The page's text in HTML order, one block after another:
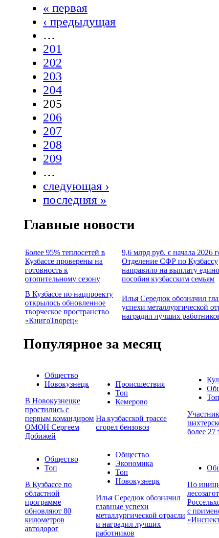
« первая
‹ предыдущая
…
201
202
203
204
205
206
207
208
209
…
следующая ›
последняя »
Главные новости
Более 95% теплосетей в
Кузбассе проверены на
готовность к
отопительному сезону
9,6 млрд руб. с начала 2026
Отделение СФР по Кузбассу
направило на выплату
пособия кузбасским семьям
В Кузбассе по нацпроекту
открылось обновленное
творческое пространство
«КнигоТворец»
Илья Середюк обозначил
успехи металлургической
наградил лучших
Популярное за месяц
Общество
Новокузнецк
В Новокузнецке
простились с
первым командиром
ОМОН Сергеем
Добижей
Происшествия
Топ
Кемерово
На кузбасской трассе
сгорел бензовоз
Топ
более 27
Общество
Топ
В Кузбассе по
областной
программе
обновляют 80
километров
автодорог
Общество
Экономика
Топ
Новокузнецк
Илья Середюк обозначил
главные успехи
металлургической отрасли
и наградил лучших
работников
По
с